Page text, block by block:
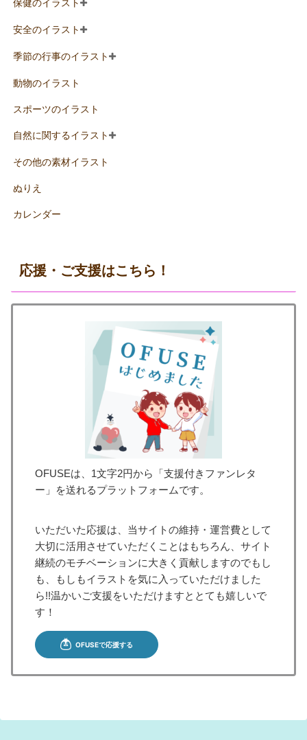
保健のイラスト
安全のイラスト
季節の行事のイラスト
動物のイラスト
スポーツのイラスト
自然に関するイラスト
その他の素材イラスト
ぬりえ
カレンダー
応援・ご支援はこちら！
OFUSEは、1文字2円から「支援付きファンレタ
ー」を送れるプラットフォームです。
いただいた応援は、当サイトの維持・運営費として
大切に活用させていただくことはもちろん、サイト
継続のモチベーションに大きく貢献しますのでもし
も、もしもイラストを気に入っていただけました
ら!!温かいご支援をいただけますととても嬉しいで
す！